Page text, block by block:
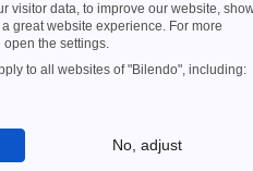
Aufwand
Stellschrauben
visitor data, to improve our website,
great website experience. For more
the settings.
to all websites of "Bilendo", including:
No, adjust